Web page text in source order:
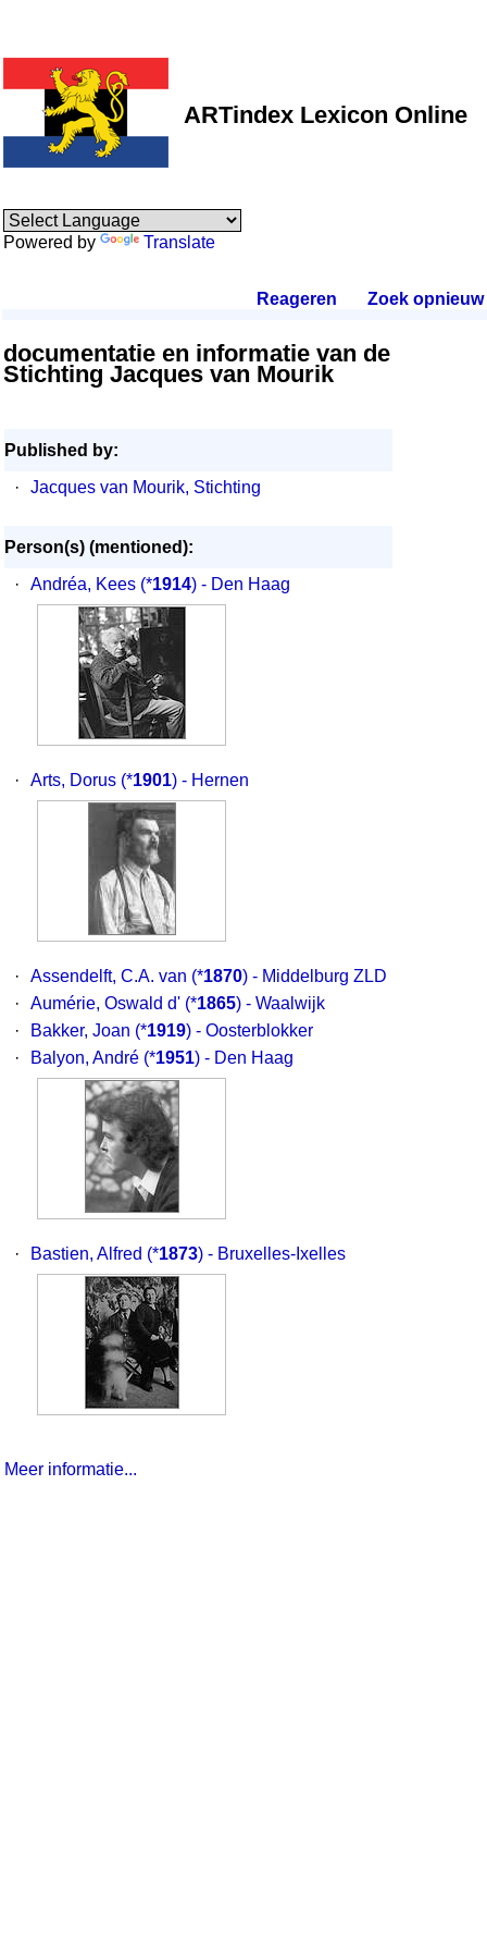
ARTindex Lexicon Online
Powered by Translate
Reageren Zoek opnieuw.
documentatie en informatie van de
Stichting Jacques van Mourik
Published by:
·
Jacques van Mourik, Stichting
Person(s) (mentioned):
·
Andréa, Kees (*1914) - Den Haag
· Arts, Dorus (*1901) - Hernen
· Assendelft, C.A. van (*1870) - Middelburg ZLD
·
Aumérie, Oswald d' (*1865) - Waalwijk
·
Bakker, Joan (*1919) - Oosterblokker
·
Balyon, André (*1951) - Den Haag
· Bastien, Alfred (*1873) - Bruxelles-Ixelles
Meer informatie...